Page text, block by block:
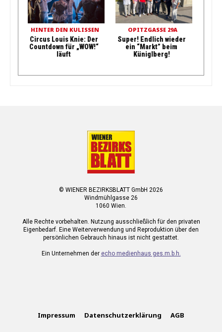
HINTER DEN KULISSEN
Circus Louis Knie: Der
Countdown für „WOW!“
läuft
OPITZGASSE 29A
Super! Endlich wieder
ein “Markt” beim
Küniglberg!
© WIENER BEZIRKSBLATT GmbH 2026
Windmühlgasse 26
1060 Wien.
Alle Rechte vorbehalten. Nutzung ausschließlich für den privaten
Eigenbedarf. Eine Weiterverwendung und Reproduktion über den
persönlichen Gebrauch hinaus ist nicht gestattet.
Ein Unternehmen der echo medienhaus ges.m.b.h.
Impressum Datenschutzerklärung AGB